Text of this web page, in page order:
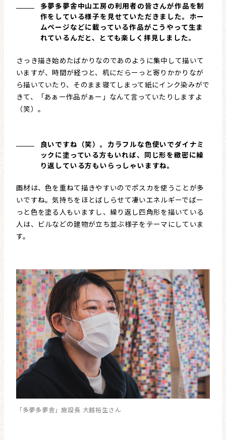
多夢多夢舎中山工房の利用者の皆さんが作品を制
作をしている様子を見せていただきました。ホー
ムページなどに載っている作品がこうやって生ま
れているんだと、とても楽しく拝見しました。
さっき描き始めたばかりなのであのように集中して描いて
いますが、時間が経つと、机にだらーっと寄りかかりなが
ら描いていたり、そのまま寝てしまって紙にインク染みがで
きて、「あぁー作品がぁー」なんて言っていたりしますよ
（笑）。
良いですね（笑）。カラフルな色使いでダイナミ
ックに塗っている方もいれば、同じ形を緻密に繰
り返している方もいらっしゃいますね。
画材は、色を重ねて描きやすいのでポスカを使うことが多
いですね。気持ちをほとばしらせて凄いエネルギーでばー
っと色を塗る人もいますし、繰り返し四角形を描いている
人は、ビルなどの建物が立ち並ぶ様子をテーマにしていま
す。
「多夢多夢舎」施設長 大越裕生さん